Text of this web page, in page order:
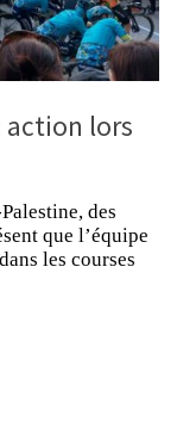
action lors
des
que l’équipe
les courses